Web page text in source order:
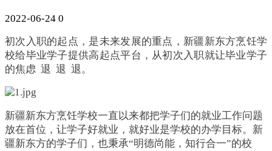
2022-06-24 0
初次入职的起点，是未来发展的重点，新疆新东方烹饪学
校给毕业学子提供高起点平台，从初次入职就让毕业学子
的焦虑 退 退 退。
新疆新东方烹饪学校一直以来都把学子们的就业工作问题
放在首位，让学子好就业，就好业是学校的办学目标。 新
疆新东方的学子们，也秉承“明德尚能，知行合一”的校